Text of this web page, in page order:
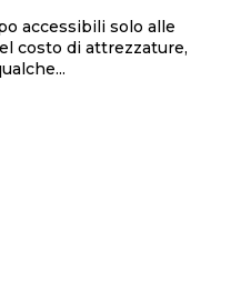
accessibili solo alle
costo di attrezzature,